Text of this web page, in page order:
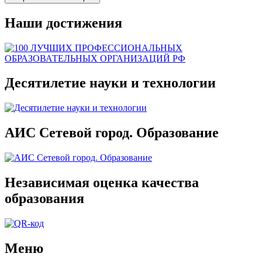
Наши достижения
Десятилетие науки и технологии
АИС Сетевой город. Образование
Независимая оценка качества
образования
Меню